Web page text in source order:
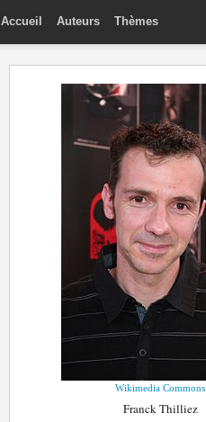
Accueil Auteurs Thèmes
Wikimedia Commons
Franck Thilliez